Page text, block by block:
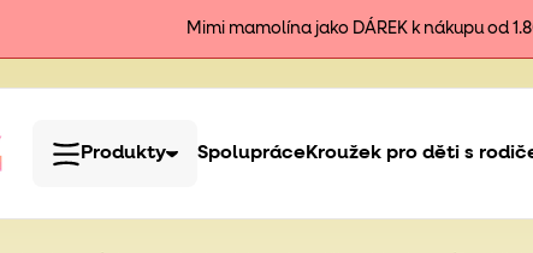
Mimi mamolína jako DÁREK k nákupu od
Produkty SpolupráceKroužek pro děti s